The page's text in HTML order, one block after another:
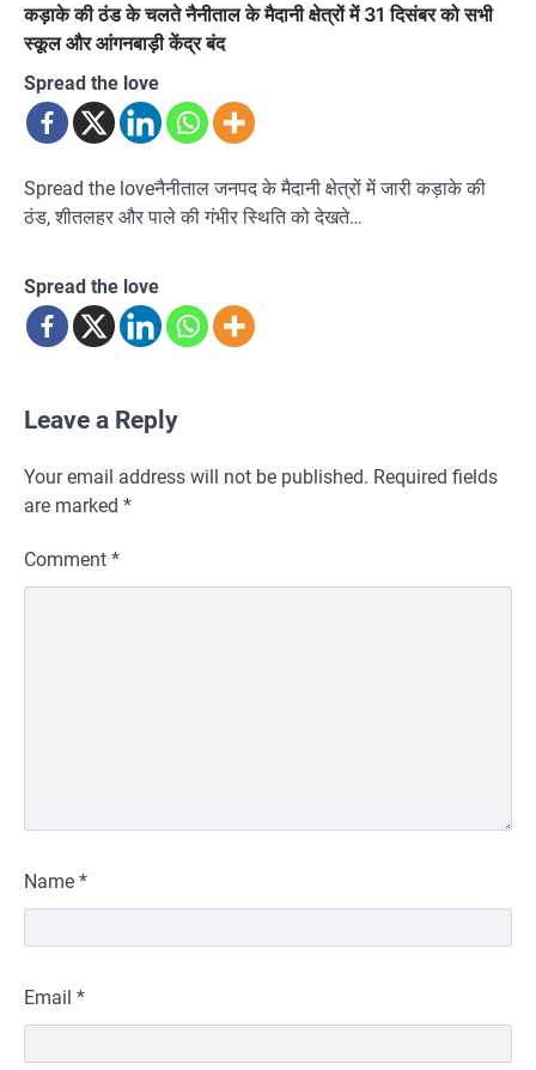
कड़ाके की ठंड के चलते नैनीताल के मैदानी क्षेत्रों में 31 दिसंबर को सभी
स्कूल और आंगनबाड़ी केंद्र बंद
Spread the love
Spread the loveनैनीताल जनपद के मैदानी क्षेत्रों में जारी कड़ाके की
ठंड, शीतलहर और पाले की गंभीर स्थिति को देखते…
Spread the love
Leave a Reply
Your email address will not be published. Required fields
are marked *
Comment *
Name *
Email *